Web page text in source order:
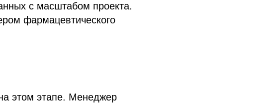
с масштабом проекта.
фармацевтического
этом этапе. Менеджер